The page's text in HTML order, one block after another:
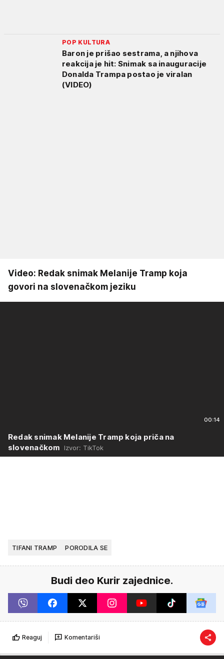
POP KULTURA
Baron je prišao sestrama, a njihova
reakcija je hit: Snimak sa inauguracije
Donalda Trampa postao je viralan
(VIDEO)
Video: Redak snimak Melanije Tramp koja
govori na slovenačkom jeziku
00:14
Redak snimak Melanije Tramp koja priča na
slovenačkom Izvor: TikTok
TIFANI TRAMP PORODILA SE
Budi deo Kurir zajednice.
Reaguj Komentariši